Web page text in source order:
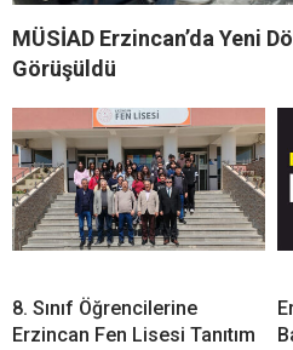
MÜSİAD Erzincan’da Yeni
Görüşüldü
8. Sınıf Öğrencilerine
Erzincan Fen Lisesi Tanıtım